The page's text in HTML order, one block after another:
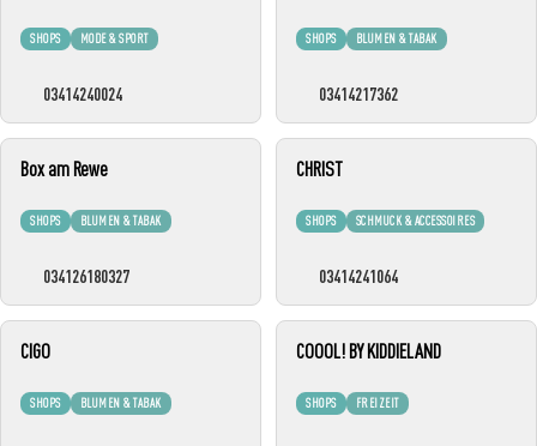
SHOPS MODE & SPORT
03414240024
SHOPS BLUMEN & TABAK
03414217362
SHOPS BLUMEN & TABAK
Box am Rewe
034126180327
SHOPS SCHMUCK & ACCESSOIRES
CHRIST
03414241064
SHOPS BLUMEN & TABAK
CIGO
SHOPS FREIZEIT
COOOL! BY KIDDIELAND